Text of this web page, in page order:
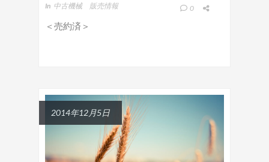
In 中古機械 販売情報 0
＜売約済＞
2014年12月5日